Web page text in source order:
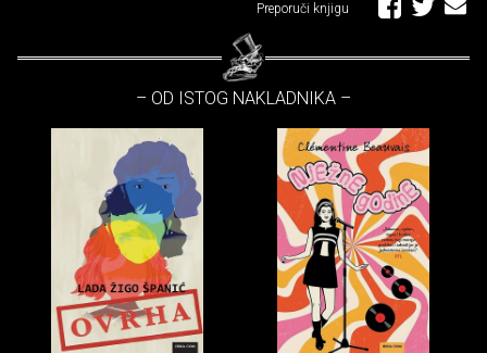
Preporuči knjigu
– OD ISTOG NAKLADNIKA –